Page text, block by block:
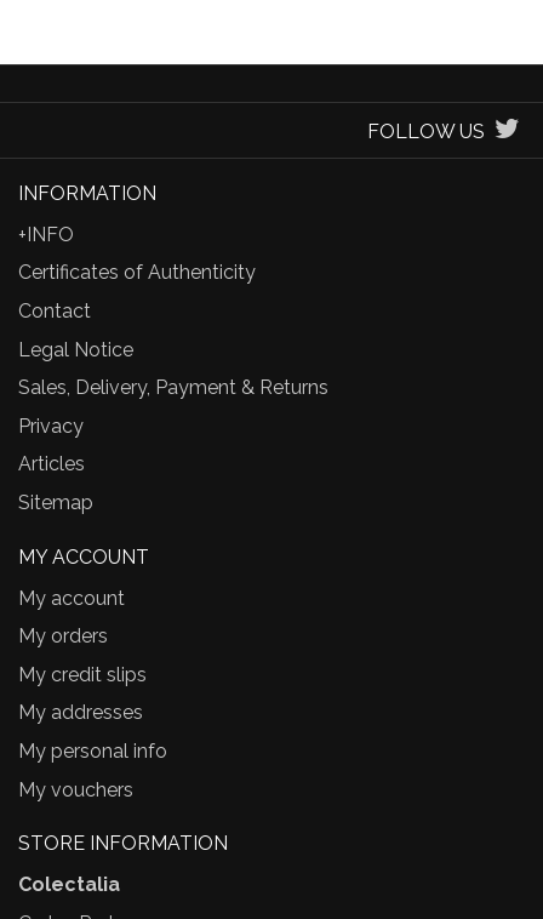
FOLLOW US
INFORMATION
+INFO
Certificates of Authenticity
Contact
Legal Notice
Sales, Delivery, Payment & Returns
Privacy
Articles
Sitemap
MY ACCOUNT
My account
My orders
My credit slips
My addresses
My personal info
My vouchers
STORE INFORMATION
Colectalia